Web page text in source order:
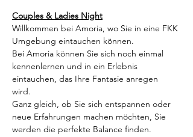
Couples & Ladies Night
Willkommen bei Amoria, wo Sie in eine FKK
Umgebung eintauchen können.
Bei Amoria können Sie sich noch einmal
kennenlernen und in ein Erlebnis
eintauchen, das Ihre Fantasie anregen
wird.
Ganz gleich, ob Sie sich entspannen oder
neue Erfahrungen machen möchten, Sie
werden die perfekte Balance finden.